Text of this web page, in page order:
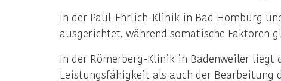
In der Paul-Ehrlich-Klinik in Bad Homburg
ausgerichtet, während somatische Faktoren
In der Römerberg-Klinik in Badenweiler liegt
Leistungsfähigkeit als auch der Bearbeitung